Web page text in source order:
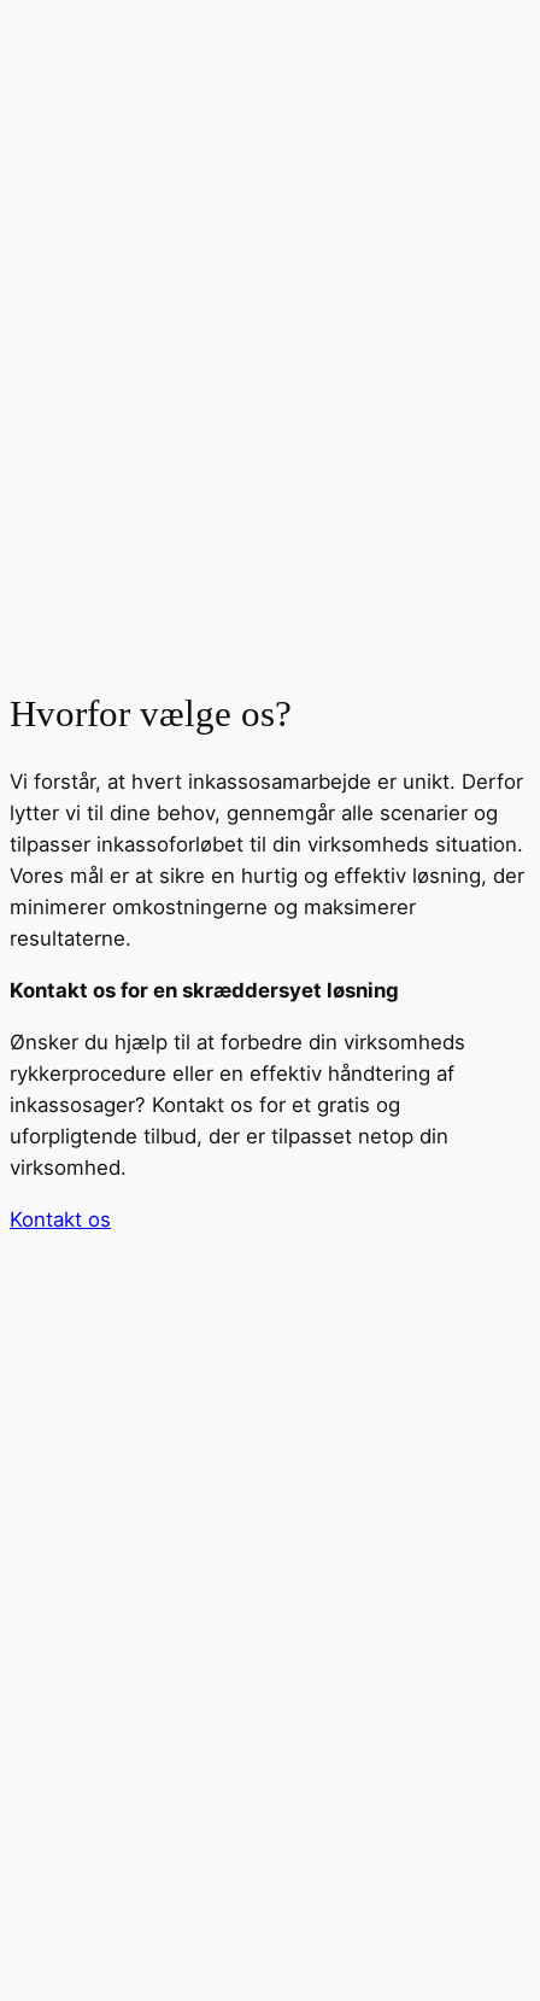
Hvorfor vælge os?
Vi forstår, at hvert inkassosamarbejde er unikt. Derfor
lytter vi til dine behov, gennemgår alle scenarier og
tilpasser inkassoforløbet til din virksomheds situation.
Vores mål er at sikre en hurtig og effektiv løsning, der
minimerer omkostningerne og maksimerer
resultaterne.
Kontakt os for en skræddersyet løsning
Ønsker du hjælp til at forbedre din virksomheds
rykkerprocedure eller en effektiv håndtering af
inkassosager? Kontakt os for et gratis og
uforpligtende tilbud, der er tilpasset netop din
virksomhed.
Kontakt os